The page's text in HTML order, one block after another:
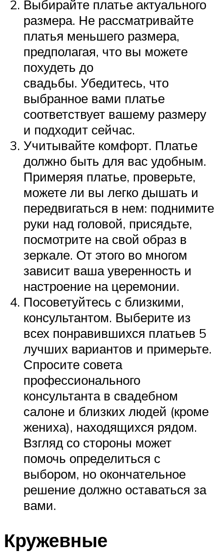
Выбирайте платье актуального
размера. Не рассматривайте
платья меньшего размера,
предполагая, что вы можете
похудеть до
свадьбы. Убедитесь, что
выбранное вами платье
соответствует вашему размеру
и подходит сейчас.
Учитывайте комфорт. Платье
должно быть для вас удобным.
Примеряя платье, проверьте,
можете ли вы легко дышать и
передвигаться в нем: поднимите
руки над головой, присядьте,
посмотрите на свой образ в
зеркале. От этого во многом
зависит ваша уверенность и
настроение на церемонии.
Посоветуйтесь с близкими,
консультантом. Выберите из
всех понравившихся платьев 5
лучших вариантов и примерьте.
Спросите совета
профессионального
консультанта в свадебном
салоне и близких людей (кроме
жениха), находящихся рядом.
Взгляд со стороны может
помочь определиться с
выбором, но окончательное
решение должно оставаться за
вами.
Кружевные